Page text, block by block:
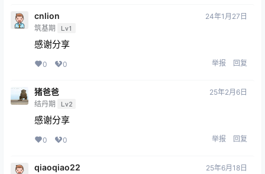
cnlion
筑基期 Lv1
24年1月27日
感谢分享
0 0 举报 回复
猪爸爸
结丹期 Lv2
25年2月6日
感谢分享
0 0 举报 回复
qiaoqiao22 25年6月18日